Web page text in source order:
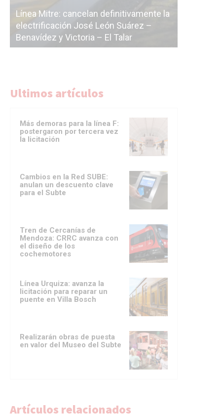
La Ciudad vuelve a postergar la
licitación de la línea F
Ultimos artículos
Más demoras para la línea F:
postergaron por tercera vez
la licitación
Cambios en la Red SUBE:
anulan un descuento clave
para el Subte
Tren de Cercanías de
Mendoza: CRRC avanza con
el diseño de los
cochemotores
Línea Urquiza: avanza la
licitación para reparar un
puente en Villa Bosch
Realizarán obras de puesta
en valor del Museo del Subte
Artículos relacionados